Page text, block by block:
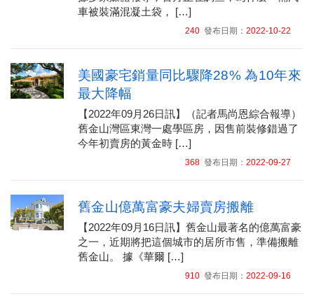
車被裝滿混凝土袋， […]
240發布日期： 2022-10-22
美國豪宅銷量同比驟降28% 為10年來
最大降幅
【2022年09月26日訊】（記者馬尚恩綜合報導）
舊金山灣區東灣一處學區房，因售前裝修錯過了
今年初賣房的黃金時 […]
368發布日期： 2022-09-27
舊金山億萬富豪夫婦賣房搬離
【2022年09月16日訊】舊金山最著名的億萬富豪
之一，近期將把這個城市的居所市售，準備搬離
舊金山。 據《華爾 […]
910發布日期： 2022-09-16